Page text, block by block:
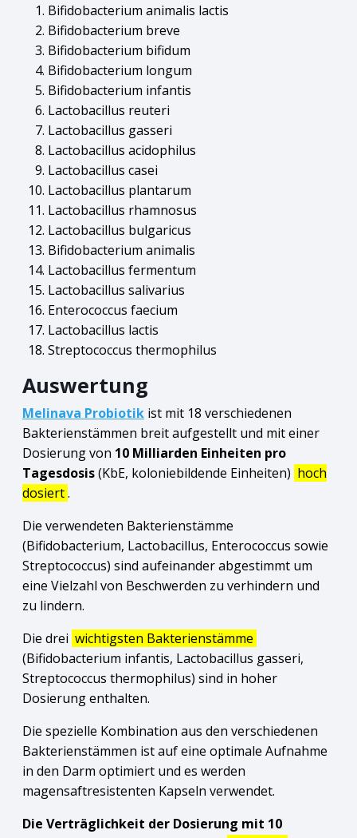
Bifidobacterium animalis lactis
Bifidobacterium breve
Bifidobacterium bifidum
Bifidobacterium longum
Bifidobacterium infantis
Lactobacillus reuteri
Lactobacillus gasseri
Lactobacillus acidophilus
Lactobacillus casei
Lactobacillus plantarum
Lactobacillus rhamnosus
Lactobacillus bulgaricus
Bifidobacterium animalis
Lactobacillus fermentum
Lactobacillus salivarius
Enterococcus faecium
Lactobacillus lactis
Streptococcus thermophilus
Auswertung
Melinava Probiotik ist mit 18 verschiedenen
Bakterienstämmen breit aufgestellt und mit einer
Dosierung von 10 Milliarden Einheiten pro
Tagesdosis(KbE, koloniebildende Einheiten) hoch
dosiert.
Die verwendeten Bakterienstämme
(Bifidobacterium, Lactobacillus, Enterococcus sowie
Streptococcus) sind aufeinander abgestimmt um
eine Vielzahl von Beschwerden zu verhindern und
zu lindern.
Die drei wichtigsten Bakterienstämme
(Bifidobacterium infantis, Lactobacillus gasseri,
Streptococcus thermophilus) sind in hoher
Dosierung enthalten.
Die spezielle Kombination aus den verschiedenen
Bakterienstämmen ist auf eine optimale Aufnahme
in den Darm optimiert und es werden
magensaftresistenten Kapseln verwendet.
Die Verträglichkeit der Dosierung mit 10